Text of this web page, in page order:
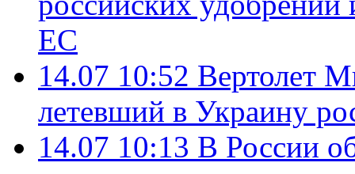
ЕС
14.07 10:52 Вертолет
летевший в Украину
14.07 10:13 В России